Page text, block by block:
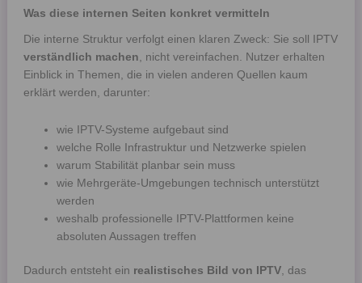
Was diese internen Seiten konkret vermitteln
Die interne Struktur verfolgt einen klaren Zweck: Sie soll IPTV
verständlich machen , nicht vereinfachen. Nutzer erhalten
Einblick in Themen, die in vielen anderen Quellen kaum
erklärt werden, darunter:
wie IPTV-Systeme aufgebaut sind
welche Rolle Infrastruktur und Netzwerke spielen
warum Stabilität planbar sein muss
wie Mehrgeräte-Umgebungen technisch unterstützt
werden
weshalb professionelle IPTV-Plattformen keine
absoluten Aussagen treffen
Dadurch entsteht ein realistisches Bild von IPTV, das